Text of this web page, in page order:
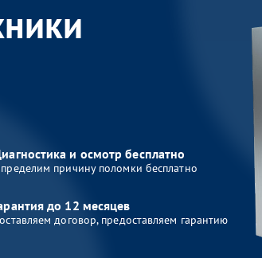
и осмотр бесплатно
причину поломки бесплатно
до 12 месяцев
договор, предоставляем гарантию